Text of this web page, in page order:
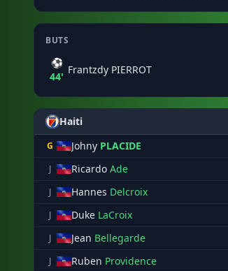
BUTS
⚽
44'
Frantzdy PIERROT
Haiti
G Johny PLACIDE
J Ricardo Ade
J Hannes Delcroix
J Duke LaCroix
J Jean Bellegarde
J Ruben Providence